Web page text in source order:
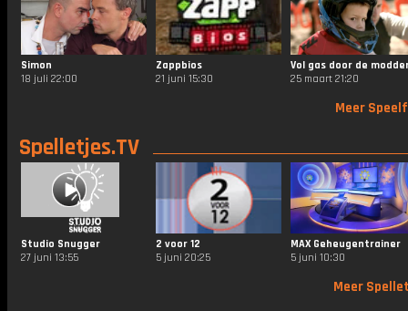
Simon
18 juli 22:00
Zappbios
21 juni 15:30
Vol gas door de
25 maart 21:20
Meer
Spelletjes.TV
Studio Snugger
27 juni 13:55
2 voor 12
5 juni 20:25
MAX Geheugentrainer
5 juni 10:30
Meer